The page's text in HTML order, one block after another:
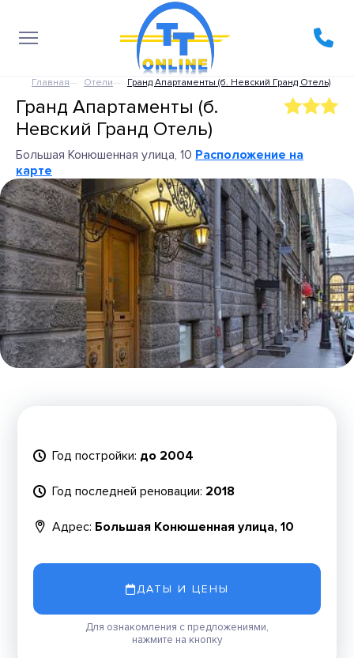
Главная Отели Гранд Апартаменты (б. Невский Гранд Отель)
Гранд Апартаменты (б.
Невский Гранд Отель)
Большая Конюшенная улица, 10 Расположение на
карте
Год постройки: до 2004
Год последней реновации: 2018
Адрес: Большая Конюшенная улица, 10
ДАТЫ И ЦЕНЫ
Для ознакомления с предложениями,
нажмите на кнопку